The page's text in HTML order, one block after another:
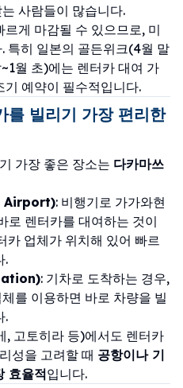
사람들이 많습니다.
게 마감될 수 있으므로, 미
특히 일본의 골든위크(4월 말
월 초)에는 렌터카 대여 가
예약이 필수적입니다.
를 빌리기 가장 편리한
가장 좋은 장소는 다카마쓰
Airport): 비행기로 가가와현
로 렌터카를 대여하는 것이
카 업체가 위치해 있어 빠르
.
: 기차로 도착하는 경우,
를 이용하면 바로 차량을 빌
.
, 고토히라 등)에서도 렌터카
성을 고려할 때 공항이나 기
효율적입니다.